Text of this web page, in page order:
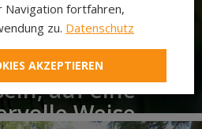
dein ging
Reise. Doch
immer
auf eine
Weise.
Navigation fortfahren,
zu. Datenschutz
AKZEPTIEREN